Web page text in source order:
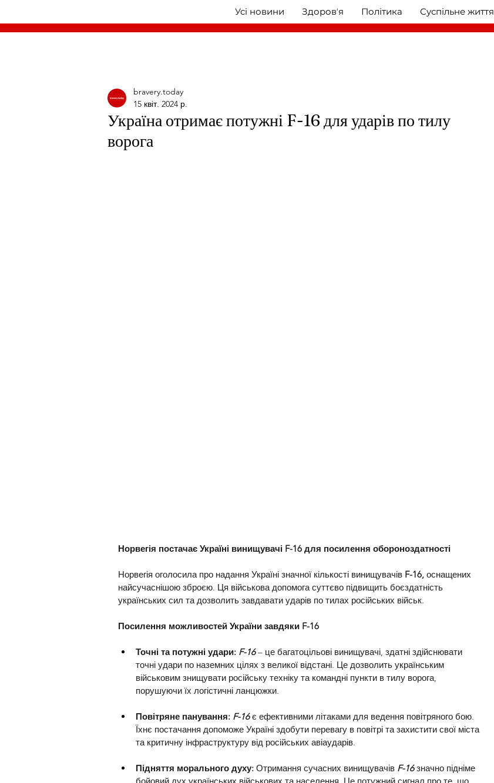
Усі новини Здоровʼя Політика Суспільне життя
Україна отримає потужні F-16 для ударів по тилу
ворога
bravery.today
15 квіт. 2024 р.
Норвегія постачає Україні винищувачі F-16 для посилення обороноздатності
Норвегія оголосила про надання Україні значної кількості винищувачів F-16, оснащених
найсучаснішою зброєю. Ця військова допомога суттєво підвищить боєздатність
українських сил та дозволить завдавати ударів по тилах російських військ.
Посилення можливостей України завдяки F-16
Точні та потужні удари: F-16 – це багатоцільові винищувачі, здатні здійснювати
точні удари по наземних цілях з великої відстані. Це дозволить українським
військовим знищувати російську техніку та командні пункти в тилу ворога,
порушуючи їх логістичні ланцюжки.
Повітряне панування: F-16 є ефективними літаками для ведення повітряного бою.
Їхнє постачання допоможе Україні здобути перевагу в повітрі та захистити свої міста
та критичну інфраструктуру від російських авіаударів.
Підняття морального духу: Отримання сучасних винищувачів F-16 значно підніме